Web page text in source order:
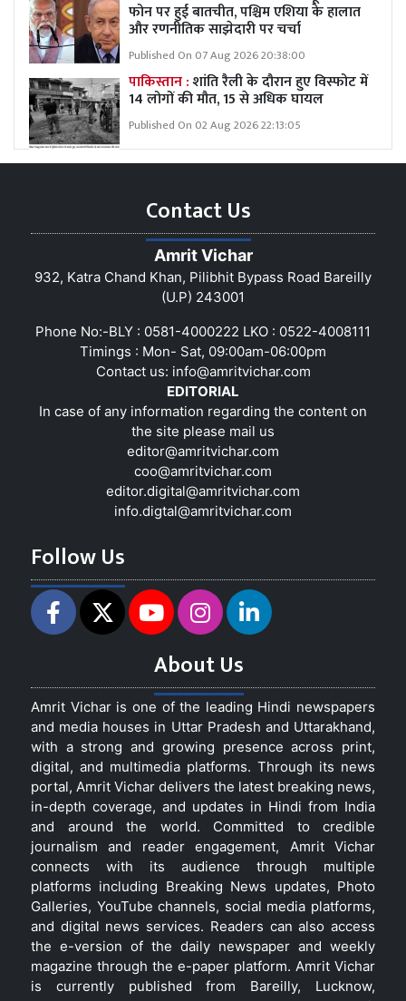
फोन पर हुई बातचीत, पश्चिम एशिया के हालात
और रणनीतिक साझेदारी पर चर्चा
Published On 07 Aug 2026 20:38:00
पाकिस्तान :शांति रैली के दौरान हुए विस्फोट में
14 लोगों की मौत, 15 से अधिक घायल
Published On 02 Aug 2026 22:13:05
Contact Us
Amrit Vichar
932, Katra Chand Khan, Pilibhit Bypass Road Bareilly
(U.P) 243001
Phone No:-BLY : 0581-4000222 LKO : 0522-4008111
Timings : Mon- Sat, 09:00am-06:00pm
Contact us: info@amritvichar.com
EDITORIAL
In case of any information regarding the content on
the site please mail us
editor@amritvichar.com
coo@amritvichar.com
editor.digital@amritvichar.com
info.digtal@amritvichar.com
Follow Us
About Us
Amrit Vichar is one of the leading Hindi newspapers
and media houses in Uttar Pradesh and Uttarakhand,
with a strong and growing presence across print,
digital, and multimedia platforms. Through its news
portal, Amrit Vichar delivers the latest breaking news,
in-depth coverage, and updates in Hindi from India
and around the world. Committed to credible
journalism and reader engagement, Amrit Vichar
connects with its audience through multiple
platforms including Breaking News updates, Photo
Galleries, YouTube channels, social media platforms,
and digital news services. Readers can also access
the e-version of the daily newspaper and weekly
magazine through the e-paper platform. Amrit Vichar
is currently published from Bareilly, Lucknow,